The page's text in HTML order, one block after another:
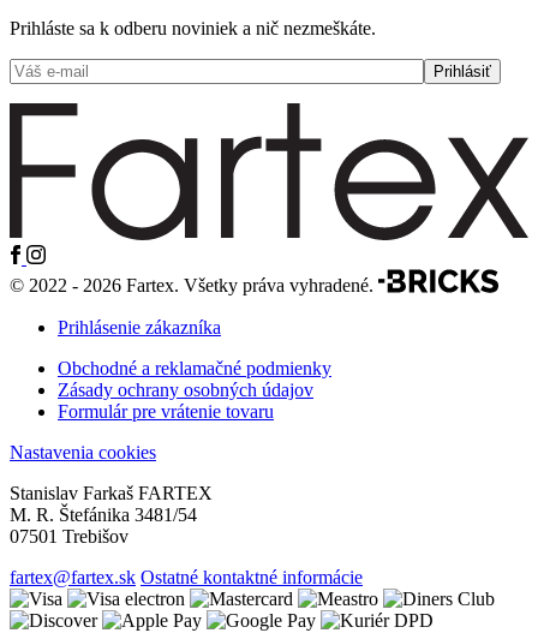
Prihláste sa k odberu noviniek a nič nezmeškáte.
© 2022 - 2026 Fartex. Všetky práva vyhradené.
Prihlásenie zákazníka
Obchodné a reklamačné podmienky
Zásady ochrany osobných údajov
Formulár pre vrátenie tovaru
Nastavenia cookies
Stanislav Farkaš FARTEX
M. R. Štefánika 3481/54
07501 Trebišov
fartex@fartex.sk Ostatné kontaktné informácie